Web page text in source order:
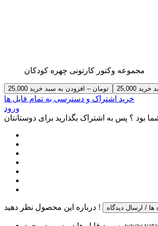
مجموعه وکتور کارتونی چهره کودکان
25,000 تومان – افزودن به سبد خرید
خرید اشتراک و دسترسی به تمام فایل ها
ورود
بود ؟ پس به اشتراک بگذارید برای دوستانتان
درباره این محصول نظر دهید ! ها / ارسال دیدگاه